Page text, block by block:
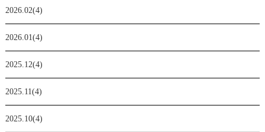
2026.02(4)
2026.01(4)
2025.12(4)
2025.11(4)
2025.10(4)